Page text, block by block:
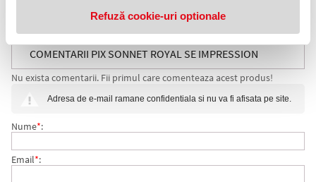
Refuză cookie-uri optionale
COMENTARII PIX SONNET ROYAL SE IMPRESSION
MATT BLACK GT PARKER
Nu exista comentarii. Fii primul care comenteaza acest produs!
Adresa de e-mail ramane confidentiala si nu va fi afisata pe site.
Nume*:
Email*: